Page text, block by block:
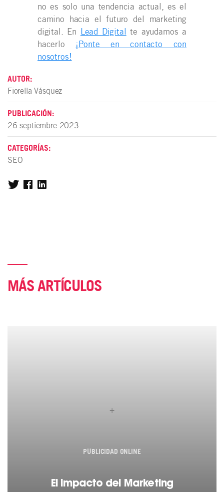
no es solo una tendencia actual, es el
camino hacia el futuro del marketing
digital. En Lead Digital te ayudamos a
hacerlo ¡Ponte en contacto con
nosotros!
AUTOR:
Fiorella Vásquez
PUBLICACIÓN:
26 septiembre 2023
CATEGORÍAS:
SEO
MÁS ARTÍCULOS
+
PUBLICIDAD ONLINE
El Impacto del Marketing